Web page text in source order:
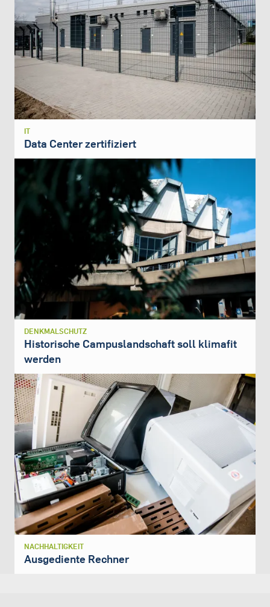
IT
Data Center zertifiziert
DENKMALSCHUTZ
Historische Campuslandschaft soll klimafit
werden
NACHHALTIGKEIT
Ausgediente Rechner